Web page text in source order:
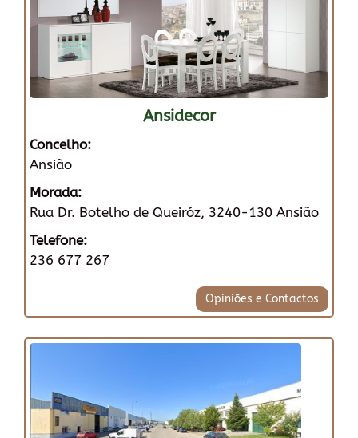
Ansidecor
Concelho:
Ansião
Morada:
Rua Dr. Botelho de Queiróz, 3240-130 Ansião
Telefone:
236 677 267
Opiniões e Contactos